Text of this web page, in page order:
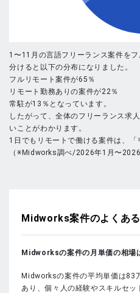
1〜11月の言語フリーランス案件を
分けると以下の分布になりました。
フルリモート案件が65％
リモート勤務ありの案件が22％
常駐が13％となっています。
したがって、全体のフリーランス求
いことがわかります。
1日でもリモートで働ける案件は、「
（※Midworks調べ/2026年1月〜
Midworks案件のよくあ
Midworksの案件の月単価の相場
Midworksの案件の平均単価は83
あり、個々人の経験やスキルセ